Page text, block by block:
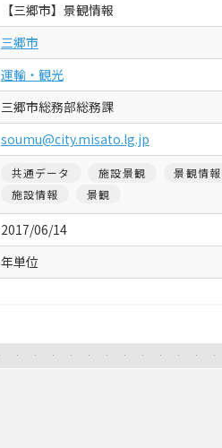
【三郷市】景観情報
三郷市
運輸・観光
三郷市総務部総務課
soumu@city.misato.lg.jp
共通データ 施設景観 景観情報
施設情報
景観
2017/06/14
年単位